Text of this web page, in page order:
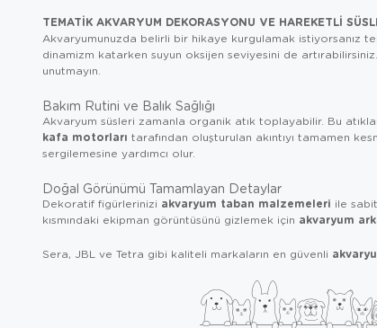
TEMATIK AKVARYUM DEKORASYONU VE HAREKETLI
Akvaryumunuzda belirli bir hikaye kurgulamak istiyorsanız
dinamizm katarken suyun oksijen seviyesini de
unutmayın.
Bakım Rutini ve Balık Sağlığı
Akvaryum süsleri zamanla organik atık toplayabilir. Bu
kafa motorları tarafından oluşturulan akıntıyı tamamen
sergilemesine yardımcı olur.
Doğal Görünümü Tamamlayan Detaylar
Dekoratif figürlerinizi akvaryum taban malzemeleri ile
kısmındaki ekipman görüntüsünü gizlemek için akvaryum
Sera, JBL ve Tetra gibi kaliteli markaların en güvenli